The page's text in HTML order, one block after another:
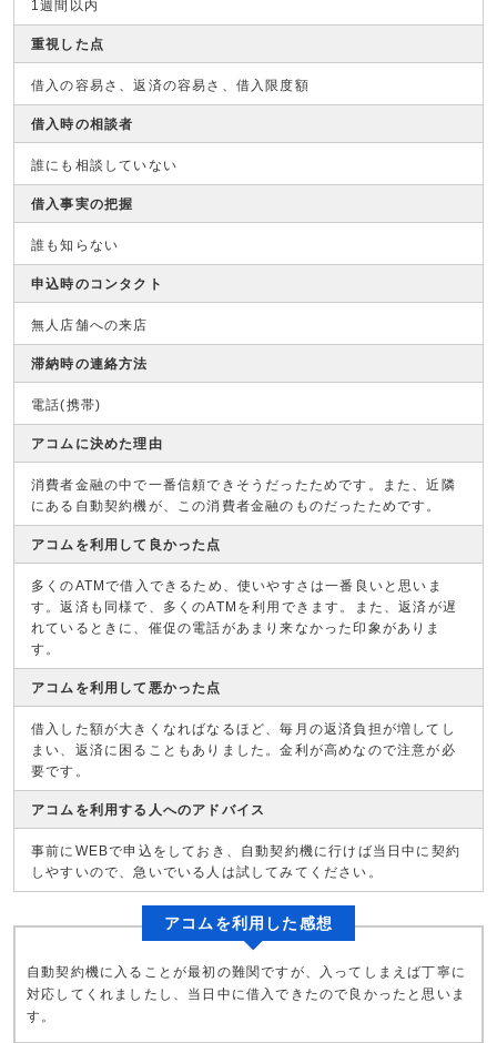
1週間以内
重視した点
借入の容易さ、返済の容易さ、借入限度額
借入時の相談者
誰にも相談していない
借入事実の把握
誰も知らない
申込時のコンタクト
無人店舗への来店
滞納時の連絡方法
電話(携帯)
アコムに決めた理由
消費者金融の中で一番信頼できそうだったためです。また、近隣
にある自動契約機が、この消費者金融のものだったためです。
アコムを利用して良かった点
多くのATMで借入できるため、使いやすさは一番良いと思いま
す。返済も同様で、多くのATMを利用できます。また、返済が遅
れているときに、催促の電話があまり来なかった印象がありま
す。
アコムを利用して悪かった点
借入した額が大きくなればなるほど、毎月の返済負担が増してし
まい、返済に困ることもありました。金利が高めなので注意が必
要です。
アコムを利用する人へのアドバイス
事前にWEBで申込をしておき、自動契約機に行けば当日中に契約
しやすいので、急いでいる人は試してみてください。
アコムを利用した感想
自動契約機に入ることが最初の難関ですが、入ってしまえば丁寧に
対応してくれましたし、当日中に借入できたので良かったと思いま
す。